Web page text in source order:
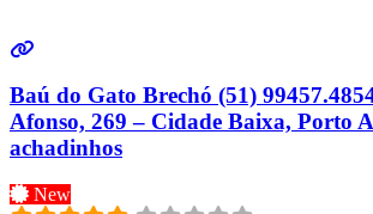
Baú do Gato Brechó (51)
Afonso, 269 – Cidade Baixa, Porto
achadinhos
New